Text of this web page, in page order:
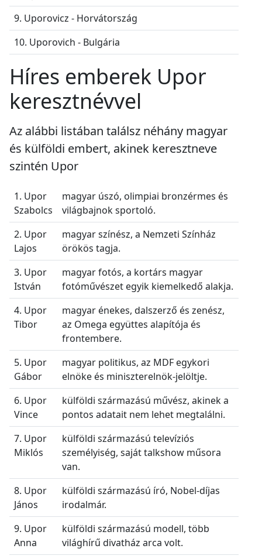
9. Uporovicz - Horvátország
10. Uporovich - Bulgária
Híres emberek Upor
keresztnévvel
Az alábbi listában találsz néhány magyar
és külföldi embert, akinek keresztneve
szintén Upor
1. Upor
Szabolcs
magyar úszó, olimpiai bronzérmes és
világbajnok sportoló.
2. Upor
Lajos
magyar színész, a Nemzeti Színház
örökös tagja.
3. Upor
István
magyar fotós, a kortárs magyar
fotóművészet egyik kiemelkedő alakja.
4. Upor
Tibor
magyar énekes, dalszerző és zenész,
az Omega együttes alapítója és
frontembere.
5. Upor
Gábor
magyar politikus, az MDF egykori
elnöke és miniszterelnök-jelöltje.
6. Upor
Vince
külföldi származású művész, akinek a
pontos adatait nem lehet megtalálni.
7. Upor
Miklós
külföldi származású televíziós
személyiség, saját talkshow műsora
van.
8. Upor
János
külföldi származású író, Nobel-díjas
irodalmár.
9. Upor
Anna
külföldi származású modell, több
világhírű divatház arca volt.